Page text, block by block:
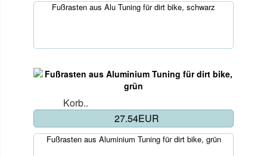
Fußrasten aus Alu Tuning für dirt bike, schwarz
Korb..
27.54EUR
Fußrasten aus Aluminium Tuning für dirt bike, grün